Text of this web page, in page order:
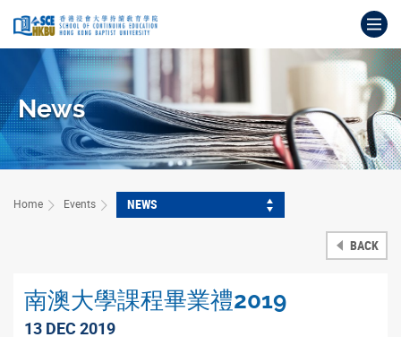
content
content
start
News
Home Events NEWS
BACK
南澳大學課程畢業禮2019
13 DEC 2019